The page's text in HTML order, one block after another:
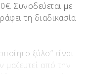
Συνοδεύεται με
τη διαδικασία
ξύλο” είναι
μαζευτεί από την